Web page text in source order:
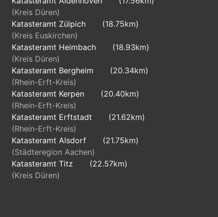
(Kreis Düren)
Katasteramt Zülpich
(18.75km)
(Kreis Euskirchen)
Katasteramt Heimbach
(18.93km)
(Kreis Düren)
Katasteramt Bergheim
(20.34km)
(Rhein-Erft-Kreis)
Katasteramt Kerpen
(20.40km)
(Rhein-Erft-Kreis)
Katasteramt Erftstadt
(21.62km)
(Rhein-Erft-Kreis)
Katasteramt Alsdorf
(21.75km)
(Städteregion Aachen)
Katasteramt Titz
(22.57km)
(Kreis Düren)